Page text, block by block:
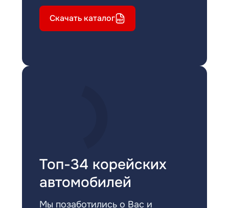
Скачать каталог
Топ-34 корейских
автомобилей
Мы позаботились о Вас и